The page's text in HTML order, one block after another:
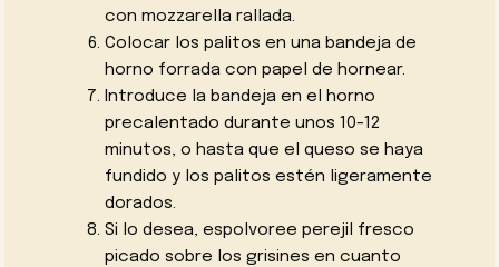
con mozzarella rallada.
Colocar los palitos en una bandeja de
horno forrada con papel de hornear.
Introduce la bandeja en el horno
precalentado durante unos 10-12
minutos, o hasta que el queso se haya
fundido y los palitos estén ligeramente
dorados.
Si lo desea, espolvoree perejil fresco
picado sobre los grisines en cuanto